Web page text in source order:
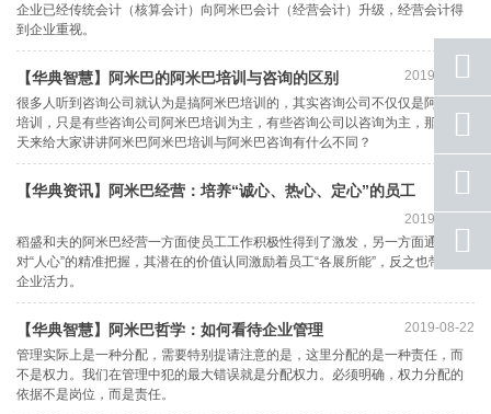
企业已经传统会计（核算会计）向阿米巴会计（经营会计）升级，经营会计得
到企业重视。
【华典智慧】阿米巴的阿米巴培训与咨询的区别
2019-08-22
很多人听到咨询公司就认为是搞阿米巴培训的，其实咨询公司不仅仅是阿米巴
培训，只是有些咨询公司阿米巴培训为主，有些咨询公司以咨询为主，那么今
天来给大家讲讲阿米巴阿米巴培训与阿米巴咨询有什么不同？
【华典资讯】阿米巴经营：培养“诚心、热心、定心”的员工
2019-08-22
稻盛和夫的阿米巴经营一方面使员工工作积极性得到了激发，另一方面通过
对“人心”的精准把握，其潜在的价值认同激励着员工“各展所能”，反之也带动了
企业活力。​
【华典智慧】阿米巴哲学：如何看待企业管理
2019-08-22
管理实际上是一种分配，需要特别提请注意的是，这里分配的是一种责任，而
不是权力。我们在管理中犯的最大错误就是分配权力。必须明确，权力分配的
依据不是岗位，而是责任。
座机
号码
手机
号码
qq
联系
顶部